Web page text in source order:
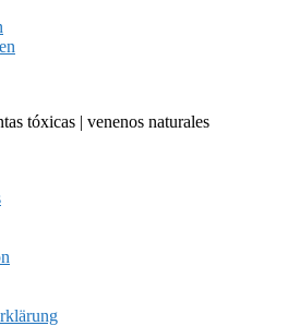
tóxicas | venenos naturales